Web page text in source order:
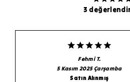
3
Fehmi T.
5 Kasım 2025 Çarşamba
Satın Alınmış